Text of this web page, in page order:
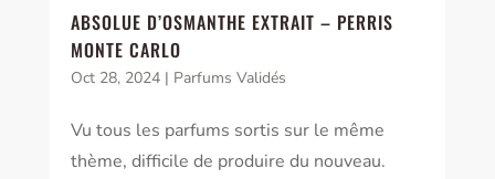
ABSOLUE D’OSMANTHE EXTRAIT – PERRIS
MONTE CARLO
Oct 28, 2024| Parfums Validés
Vu tous les parfums sortis sur le même
thème, difficile de produire du nouveau.